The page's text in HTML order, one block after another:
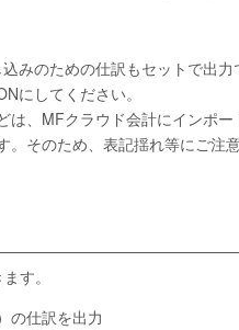
みのための仕訳もセットで出
にしてください。
は、MFクラウド会計にインポ
そのため、表記揺れ等にご注意
す。
の仕訳を出力